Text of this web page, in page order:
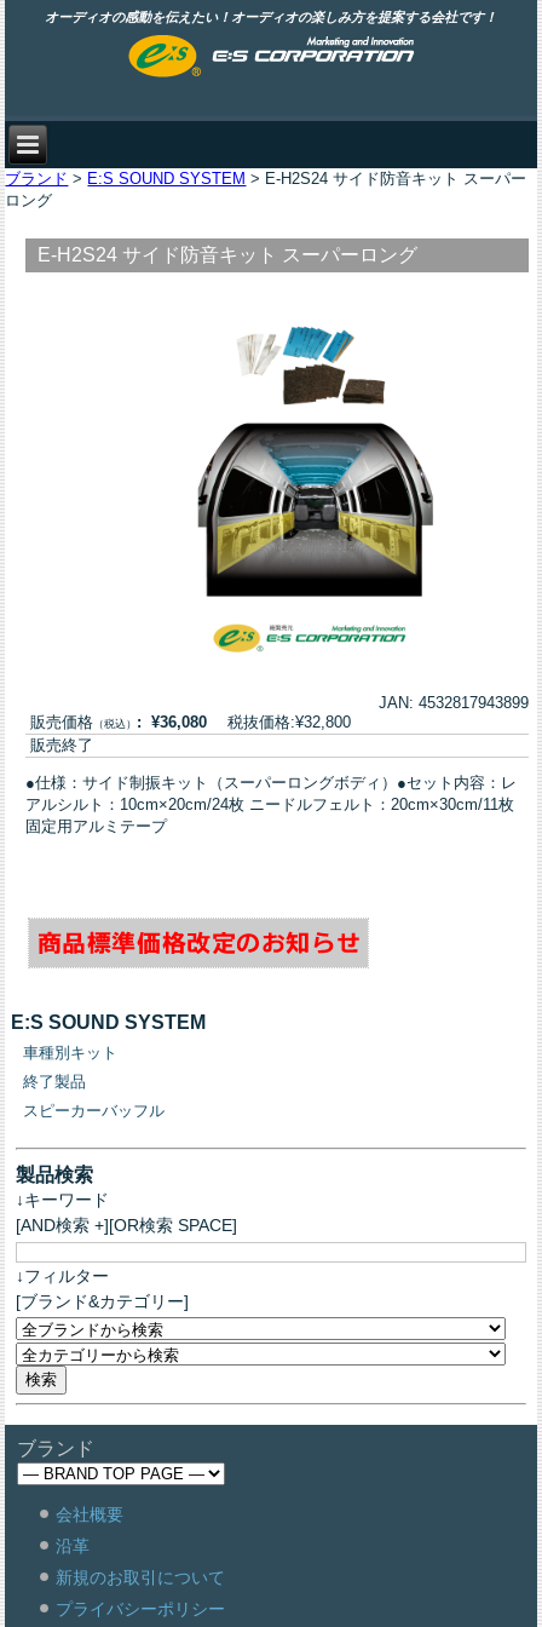
オーディオの感動を伝えたい！オーディオの楽しみ方を提案する会社です！
ブランド > E:S SOUND SYSTEM > E-H2S24 サイド防音キット スーパー
ロング
E-H2S24 サイド防音キット スーパーロング
JAN: 4532817943899
販売価格 （税込） : ¥36,080 税抜価格:¥32,800
販売終了
●仕様：サイド制振キット（スーパーロングボディ）●セット内容：レ
アルシルト：10cm×20cm/24枚 ニードルフェルト：20cm×30cm/11枚
固定用アルミテープ
E:S SOUND SYSTEM
車種別キット
終了製品
スピーカーバッフル
製品検索
↓キーワード
[AND検索 +][OR検索 SPACE]
↓フィルター
[ブランド&カテゴリー]
ブランド
会社概要
沿革
新規のお取引について
プライバシーポリシー